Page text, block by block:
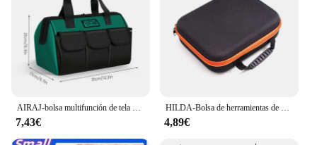
7,43€ 4,89€